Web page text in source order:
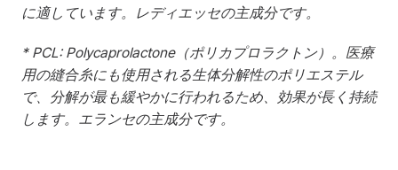
に適しています。レディエッセの主成分です。
* PCL: Polycaprolactone（ポリカプロラクトン）。医療
用の縫合糸にも使用される生体分解性のポリエステル
で、分解が最も緩やかに行われるため、効果が長く持続
します。エランセの主成分です。